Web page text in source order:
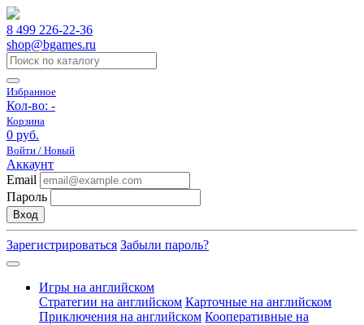
8 499 226-22-36
shop@bgames.ru
Избранное
Кол-во: -
Корзина
0 руб.
Войти / Новый
Аккаунт
Email
Пароль
Вход
Зарегистрироваться Забыли пароль?
Игры на английском
Стратегии на английском Карточные на английском
Приключения на английском Кооперативные на